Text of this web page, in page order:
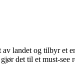
landet og tilbyr et
det til et must-see